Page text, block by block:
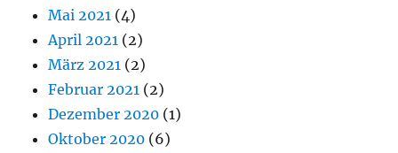
Mai 2021 (4)
April 2021 (2)
März 2021 (2)
Februar 2021 (2)
Dezember 2020 (1)
Oktober 2020 (6)